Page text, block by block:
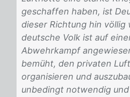
geschaffen haben, ist
dieser Richtung hin völlig
deutsche Volk ist auf
Abwehrkampf
bemüht, den privaten
organisieren und
unbedingt notwendig